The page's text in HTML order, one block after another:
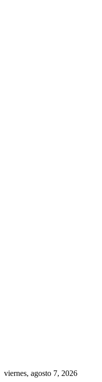
viernes, agosto 7, 2026